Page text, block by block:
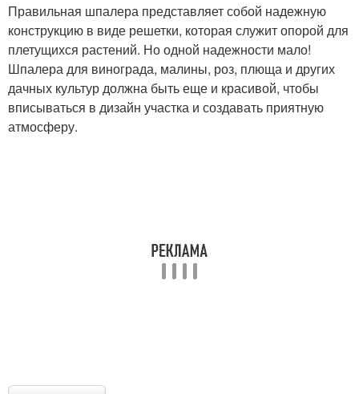
Правильная шпалера представляет собой надежную
конструкцию в виде решетки, которая служит опорой для
плетущихся растений. Но одной надежности мало!
Шпалера для винограда, малины, роз, плюща и других
дачных культур должна быть еще и красивой, чтобы
вписываться в дизайн участка и создавать приятную
атмосферу.